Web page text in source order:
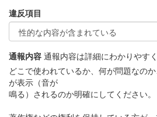
違反項目
通報内容 通報内容は詳細にわかりやす
どこで使われているか、何が問題なの
が表示（音が
鳴る）されるのか明確にしてください。